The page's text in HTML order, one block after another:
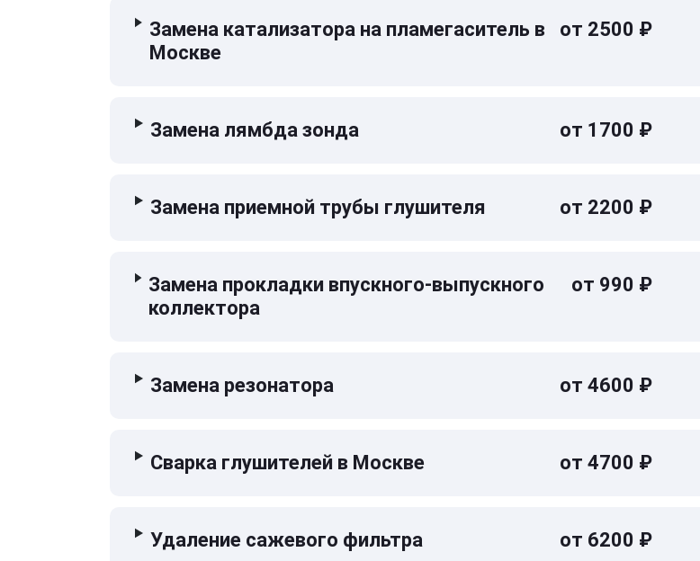
Замена катализатора на пламегаситель в
Москве
от 2500 ₽
Замена лямбда зонда от 1700 ₽
Замена приемной трубы глушителя от 2200 ₽
Замена прокладки впускного-выпускного
коллектора
от 990 ₽
Замена резонатора от 4600 ₽
Сварка глушителей в Москве от 4700 ₽
Удаление сажевого фильтра от 6200 ₽